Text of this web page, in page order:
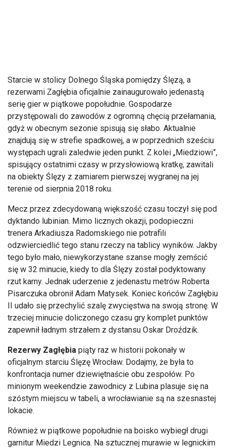
Starcie w stolicy Dolnego Śląska pomiędzy Ślęzą, a
rezerwami Zagłębia oficjalnie zainaugurowało jedenastą
serię gier w piątkowe popołudnie. Gospodarze
przystępowali do zawodów z ogromną chęcią przełamania,
gdyż w obecnym sezonie spisują się słabo. Aktualnie
znajdują się w strefie spadkowej, a w poprzednich sześciu
występach ugrali zaledwie jeden punkt. Z kolei „Miedziowi”,
spisujący ostatnimi czasy w przysłowiową kratkę, zawitali
na obiekty Ślęzy z zamiarem pierwszej wygranej na jej
terenie od sierpnia 2018 roku.
Mecz przez zdecydowaną większość czasu toczył się pod
dyktando lubinian. Mimo licznych okazji, podopieczni
trenera Arkadiusza Radomskiego nie potrafili
odzwierciedlić tego stanu rzeczy na tablicy wyników. Jakby
tego było mało, niewykorzystane szanse mogły zemścić
się w 32 minucie, kiedy to dla Ślęzy został podyktowany
rzut karny. Jednak uderzenie z jedenastu metrów Roberta
Pisarczuka obronił Adam Matysek. Koniec końców Zagłębiu
II udało się przechylić szalę zwycięstwa na swoją stronę. W
trzeciej minucie doliczonego czasu gry komplet punktów
zapewnił ładnym strzałem z dystansu Oskar Droździk.
Rezerwy Zagłębia piąty raz w historii pokonały w
oficjalnym starciu Ślęzę Wrocław. Dodajmy, że była to
konfrontacja numer dziewiętnaście obu zespołów. Po
minionym weekendzie zawodnicy z Lubina plasuje się na
szóstym miejscu w tabeli, a wrocławianie są na szesnastej
lokacie.
Również w piątkowe popołudnie na boisko wybiegł drugi
garnitur Miedzi Legnica. Na sztucznej murawie w legnickim